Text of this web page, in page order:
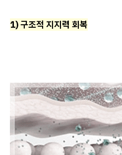
1) 구조적 지지력 회복